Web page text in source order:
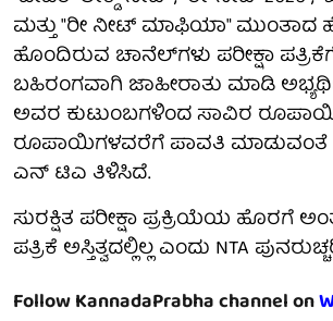
ಮತ್ತು "ರೀ ನೀಟ್ ಮಾಫಿಯಾ" ಮುಂತಾದ
ಹೊಂದಿರುವ ಚಾನೆಲ್‌ಗಳು ಪರೀಕ್ಷಾ
ಬಹಿರಂಗವಾಗಿ ಜಾಹೀರಾತು ಮಾಡಿ
ಅವರ ಕುಟುಂಬಗಳಿಂದ ಸಾವಿರ
ರೂಪಾಯಿಗಳವರೆಗೆ ಪಾವತಿ
ಎನ್ ಟಿಎ ತಿಳಿಸಿದೆ.
ಸುರಕ್ಷಿತ ಪರೀಕ್ಷಾ ಪ್ರಕ್ರಿಯೆಯ ಹೊರಗೆ
ಪತ್ರಿಕೆ ಅಸ್ತಿತ್ವದಲ್ಲಿಲ್ಲ ಎಂದು NTA
Follow KannadaPrabha channel on